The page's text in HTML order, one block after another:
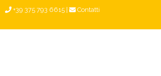
+39 375 793 6615 Contatti